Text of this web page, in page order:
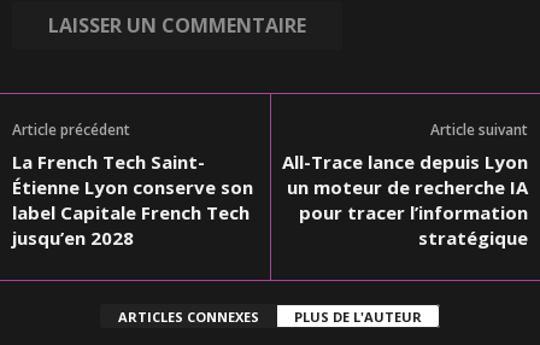
Article précédent
La French Tech Saint-
Étienne Lyon conserve son
label Capitale French Tech
jusqu’en 2028
Article suivant
All-Trace lance depuis Lyon
un moteur de recherche IA
pour tracer l’information
stratégique
ARTICLES CONNEXES PLUS DE L'AUTEUR